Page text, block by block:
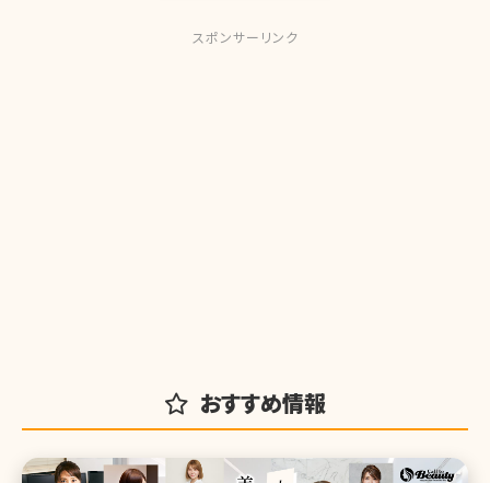
スポンサーリンク
おすすめ情報